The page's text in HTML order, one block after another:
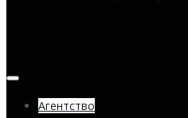
Агентство